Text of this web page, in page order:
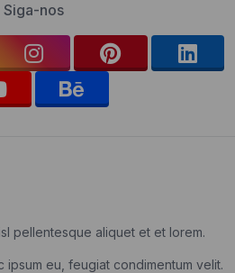
Siga-nos
pellentesque aliquet et et lorem.
ipsum eu, feugiat condimentum velit.